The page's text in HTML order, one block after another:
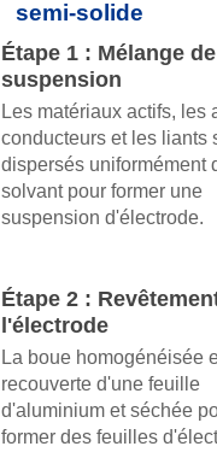
semi-solide
Étape 1 : Mélange
suspension
Les matériaux actifs, les
conducteurs et les liants
dispersés uniformément
solvant pour former une
suspension d'électrode.
Étape 2 :
l'électrode
La boue homogénéisée
recouverte d'une feuille
d'aluminium et séchée
former des feuilles